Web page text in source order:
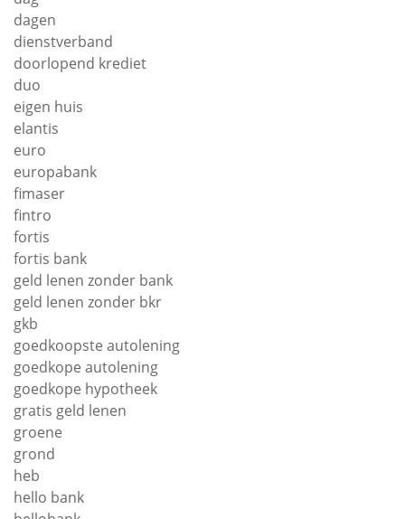
dagen
dienstverband
doorlopend krediet
duo
eigen huis
elantis
euro
europabank
fimaser
fintro
fortis
fortis bank
geld lenen zonder bank
geld lenen zonder bkr
gkb
goedkoopste autolening
goedkope autolening
goedkope hypotheek
gratis geld lenen
groene
grond
heb
hello bank